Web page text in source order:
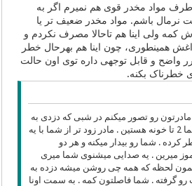
طرف مواد مخدر قوی هم نمیرم اگر به
نرمال باشم. مواد مخدر ضعیف تر یا
کمه ولی اینا هم تاحالا مصرف نکردم و
همینطوری، چون اینا هم بهرحال خطر
واضح و قابل توجهی داره توی اون حالت
خطرناک بکنه.
رو تصور میکنم در شبی که دزدی به
منزل شما اومده و فقط شما 2 تا خونه هستین . مادر زود تر از شما با یه
. شما رو بیدار میکنه و هر دو
میرین . یه صدایی میشنوی شما میری
لحظه که همه چی روشن میشه دزده به
گرفته . شما فاصلتون کمه . به سمت اونا